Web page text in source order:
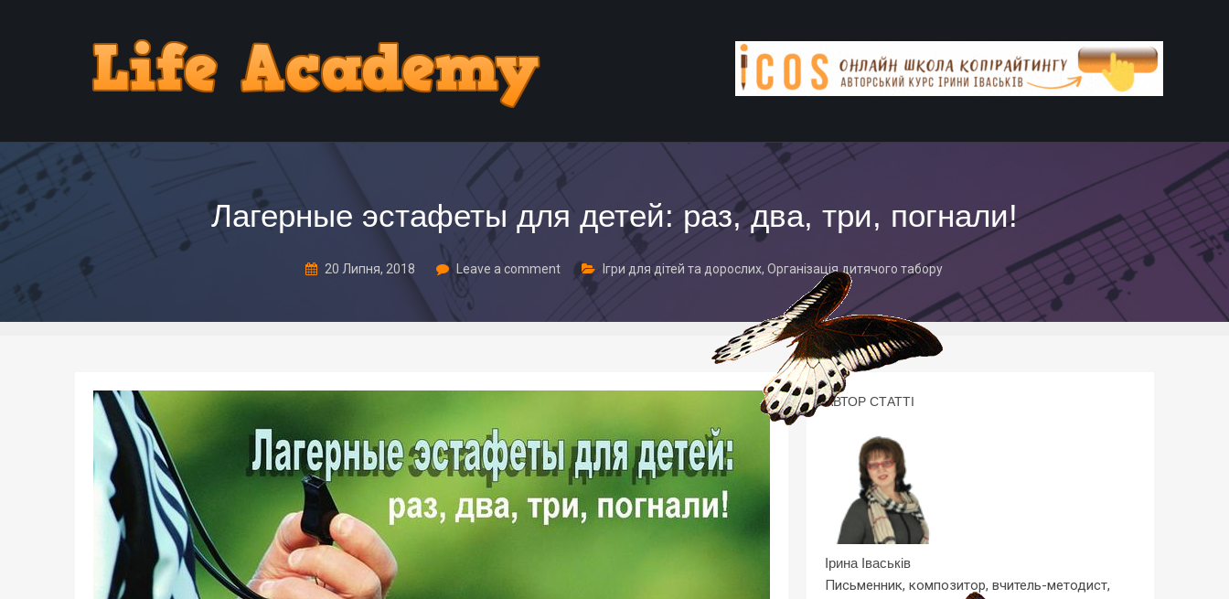
Лагерные эстафеты для детей: раз, два, три, погнали!
20 Липня, 2018 Leave a comment Ігри для дітей та дорослих, Організація дитячого табору
АВТОР СТАТТІ
Ірина Іваськів
Письменник, композитор, вчитель-методист,